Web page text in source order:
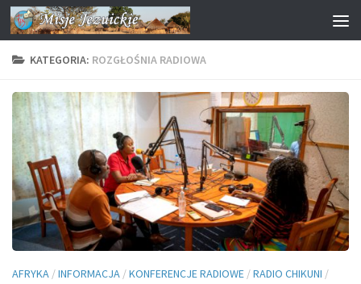
Przejdź do treści
KATEGORIA: ROZGŁOŚNIA RADIOWA
AFRYKA /INFORMACJA /KONFERENCJE RADIOWE /RADIO CHIKUNI /